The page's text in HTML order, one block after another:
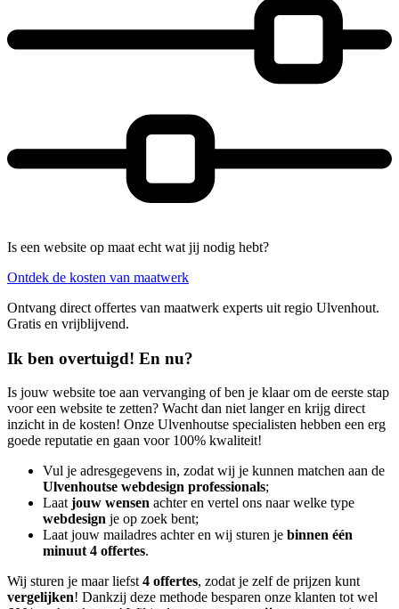
Is een website op maat echt wat jij nodig hebt?
Ontdek de kosten van maatwerk
Ontvang direct offertes van maatwerk experts uit regio Ulvenhout.
Gratis en vrijblijvend.
Ik ben overtuigd! En nu?
Is jouw website toe aan vervanging of ben je klaar om de eerste stap
voor een website te zetten? Wacht dan niet langer en krijg direct
inzicht in de kosten! Onze Ulvenhoutse specialisten hebben een erg
goede reputatie en gaan voor 100% kwaliteit!
Vul je adresgegevens in, zodat wij je kunnen matchen aan de
Ulvenhoutse webdesign professionals;
Laat jouw wensen achter en vertel ons naar welke type
webdesign je op zoek bent;
Laat jouw mailadres achter en wij sturen je binnen één
minuut 4 offertes.
Wij sturen je maar liefst 4 offertes, zodat je zelf de prijzen kunt
vergelijken! Dankzij deze methode besparen onze klanten tot wel